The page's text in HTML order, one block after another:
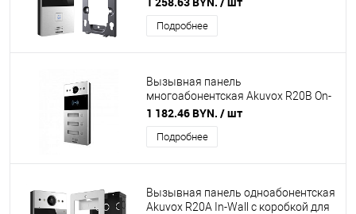
комплекте
Подробнее
Вызывная панель
многоабонентская Akuvox R20B On-
Wall на 3 абонента
1 182.46 BYN. / шт
Подробнее
Вызывная панель одноабонентская
Akuvox R20A In-Wall с коробкой для